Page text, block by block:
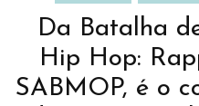
Da Batalha
Hip Hop:
SABMOP, é o